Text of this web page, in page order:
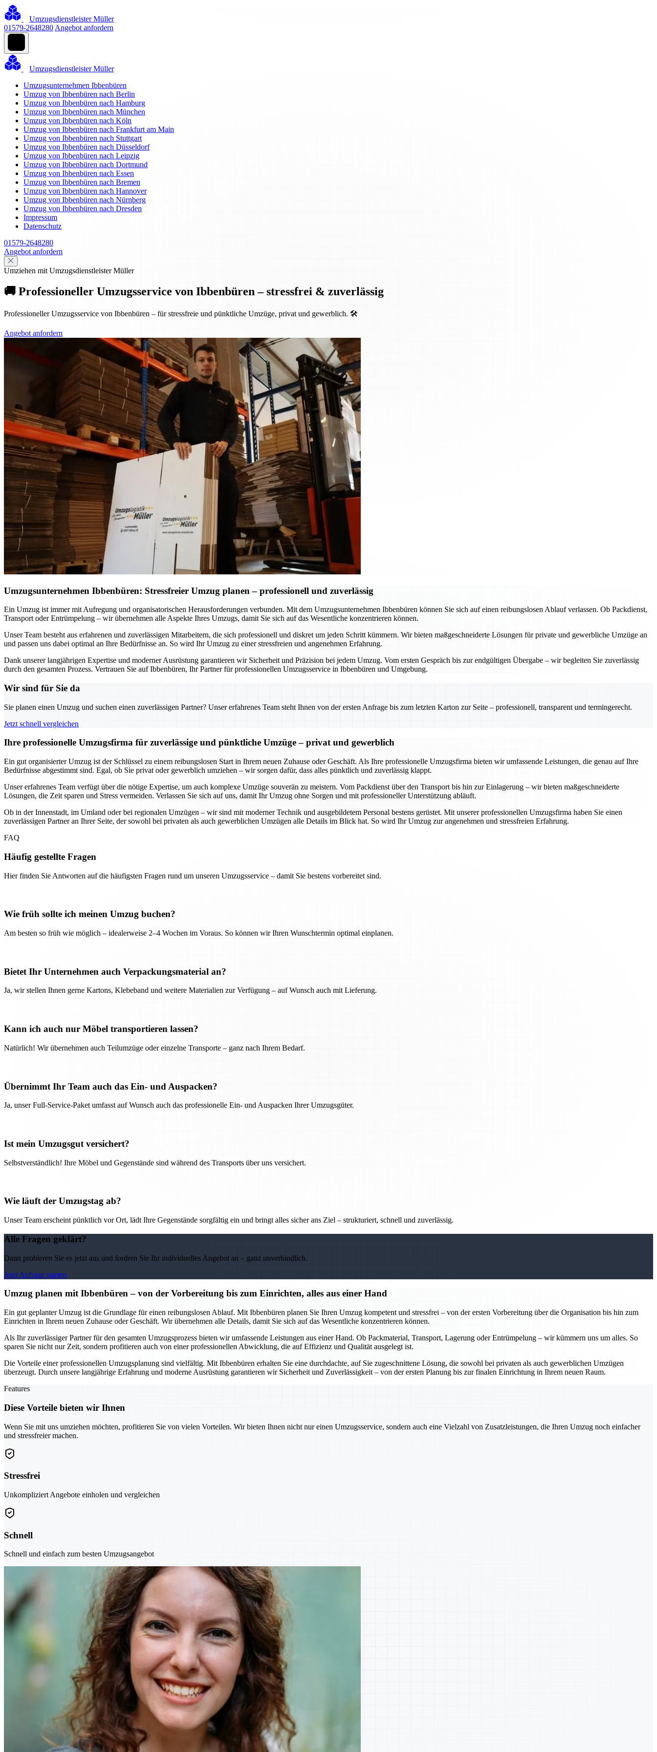
Umzugsdienstleister Müller
01579-2648280 Angebot anfordern
Umzugsdienstleister Müller
Umzugsunternehmen Ibbenbüren
Umzug von Ibbenbüren nach Berlin
Umzug von Ibbenbüren nach Hamburg
Umzug von Ibbenbüren nach München
Umzug von Ibbenbüren nach Köln
Umzug von Ibbenbüren nach Frankfurt am Main
Umzug von Ibbenbüren nach Stuttgart
Umzug von Ibbenbüren nach Düsseldorf
Umzug von Ibbenbüren nach Leipzig
Umzug von Ibbenbüren nach Dortmund
Umzug von Ibbenbüren nach Essen
Umzug von Ibbenbüren nach Bremen
Umzug von Ibbenbüren nach Hannover
Umzug von Ibbenbüren nach Nürnberg
Umzug von Ibbenbüren nach Dresden
Impressum
Datenschutz
01579-2648280
Angebot anfordern
Umziehen mit Umzugsdienstleister Müller
🚚 Professioneller Umzugsservice von Ibbenbüren – stressfrei & zuverlässig
Professioneller Umzugsservice von Ibbenbüren – für stressfreie und pünktliche Umzüge, privat und gewerblich. 🛠️
Angebot anfordern
Umzugsunternehmen Ibbenbüren: Stressfreier Umzug planen – professionell und zuverlässig
Ein Umzug ist immer mit Aufregung und organisatorischen Herausforderungen verbunden. Mit dem Umzugsunternehmen Ibbenbüren können Sie sich auf einen reibungslosen Ablauf verlassen. Ob Packdienst,
Transport oder Entrümpelung – wir übernehmen alle Aspekte Ihres Umzugs, damit Sie sich auf das Wesentliche konzentrieren können.
Unser Team besteht aus erfahrenen und zuverlässigen Mitarbeitern, die sich professionell und diskret um jeden Schritt kümmern. Wir bieten maßgeschneiderte Lösungen für private und gewerbliche Umzüge an
und passen uns dabei optimal an Ihre Bedürfnisse an. So wird Ihr Umzug zu einer stressfreien und angenehmen Erfahrung.
Dank unserer langjährigen Expertise und moderner Ausrüstung garantieren wir Sicherheit und Präzision bei jedem Umzug. Vom ersten Gespräch bis zur endgültigen Übergabe – wir begleiten Sie zuverlässig
durch den gesamten Prozess. Vertrauen Sie auf Ibbenbüren, Ihr Partner für professionellen Umzugsservice in Ibbenbüren und Umgebung.
Wir sind für Sie da
Sie planen einen Umzug und suchen einen zuverlässigen Partner? Unser erfahrenes Team steht Ihnen von der ersten Anfrage bis zum letzten Karton zur Seite – professionell, transparent und termingerecht.
Jetzt schnell vergleichen
Ihre professionelle Umzugsfirma für zuverlässige und pünktliche Umzüge – privat und gewerblich
Ein gut organisierter Umzug ist der Schlüssel zu einem reibungslosen Start in Ihrem neuen Zuhause oder Geschäft. Als Ihre professionelle Umzugsfirma bieten wir umfassende Leistungen, die genau auf Ihre
Bedürfnisse abgestimmt sind. Egal, ob Sie privat oder gewerblich umziehen – wir sorgen dafür, dass alles pünktlich und zuverlässig klappt.
Unser erfahrenes Team verfügt über die nötige Expertise, um auch komplexe Umzüge souverän zu meistern. Vom Packdienst über den Transport bis hin zur Einlagerung – wir bieten maßgeschneiderte
Lösungen, die Zeit sparen und Stress vermeiden. Verlassen Sie sich auf uns, damit Ihr Umzug ohne Sorgen und mit professioneller Unterstützung abläuft.
Ob in der Innenstadt, im Umland oder bei regionalen Umzügen – wir sind mit moderner Technik und ausgebildetem Personal bestens gerüstet. Mit unserer professionellen Umzugsfirma haben Sie einen
zuverlässigen Partner an Ihrer Seite, der sowohl bei privaten als auch gewerblichen Umzügen alle Details im Blick hat. So wird Ihr Umzug zur angenehmen und stressfreien Erfahrung.
FAQ
Häufig gestellte Fragen
Hier finden Sie Antworten auf die häufigsten Fragen rund um unseren Umzugsservice – damit Sie bestens vorbereitet sind.
Wie früh sollte ich meinen Umzug buchen?
Am besten so früh wie möglich – idealerweise 2–4 Wochen im Voraus. So können wir Ihren Wunschtermin optimal einplanen.
Bietet Ihr Unternehmen auch Verpackungsmaterial an?
Ja, wir stellen Ihnen gerne Kartons, Klebeband und weitere Materialien zur Verfügung – auf Wunsch auch mit Lieferung.
Kann ich auch nur Möbel transportieren lassen?
Natürlich! Wir übernehmen auch Teilumzüge oder einzelne Transporte – ganz nach Ihrem Bedarf.
Übernimmt Ihr Team auch das Ein- und Auspacken?
Ja, unser Full-Service-Paket umfasst auf Wunsch auch das professionelle Ein- und Auspacken Ihrer Umzugsgüter.
Ist mein Umzugsgut versichert?
Selbstverständlich! Ihre Möbel und Gegenstände sind während des Transports über uns versichert.
Wie läuft der Umzugstag ab?
Unser Team erscheint pünktlich vor Ort, lädt Ihre Gegenstände sorgfältig ein und bringt alles sicher ans Ziel – strukturiert, schnell und zuverlässig.
Alle Fragen geklärt?
Dann probieren Sie es jetzt aus und fordern Sie Ihr individuelles Angebot an – ganz unverbindlich.
Jetzt Anfrage starten
Umzug planen mit Ibbenbüren – von der Vorbereitung bis zum Einrichten, alles aus einer Hand
Ein gut geplanter Umzug ist die Grundlage für einen reibungslosen Ablauf. Mit Ibbenbüren planen Sie Ihren Umzug kompetent und stressfrei – von der ersten Vorbereitung über die Organisation bis hin zum
Einrichten in Ihrem neuen Zuhause oder Geschäft. Wir übernehmen alle Details, damit Sie sich auf das Wesentliche konzentrieren können.
Als Ihr zuverlässiger Partner für den gesamten Umzugsprozess bieten wir umfassende Leistungen aus einer Hand. Ob Packmaterial, Transport, Lagerung oder Entrümpelung – wir kümmern uns um alles. So
sparen Sie nicht nur Zeit, sondern profitieren auch von einer professionellen Abwicklung, die auf Effizienz und Qualität ausgelegt ist.
Die Vorteile einer professionellen Umzugsplanung sind vielfältig. Mit Ibbenbüren erhalten Sie eine durchdachte, auf Sie zugeschnittene Lösung, die sowohl bei privaten als auch gewerblichen Umzügen
überzeugt. Durch unsere langjährige Erfahrung und moderne Ausrüstung garantieren wir Sicherheit und Zuverlässigkeit – von der ersten Planung bis zur finalen Einrichtung in Ihrem neuen Raum.
Features
Diese Vorteile bieten wir Ihnen
Wenn Sie mit uns umziehen möchten, profitieren Sie von vielen Vorteilen. Wir bieten Ihnen nicht nur einen Umzugsservice, sondern auch eine Vielzahl von Zusatzleistungen, die Ihren Umzug noch einfacher
und stressfreier machen.
Stressfrei
Unkompliziert Angebote einholen und vergleichen
Schnell
Schnell und einfach zum besten Umzugsangebot